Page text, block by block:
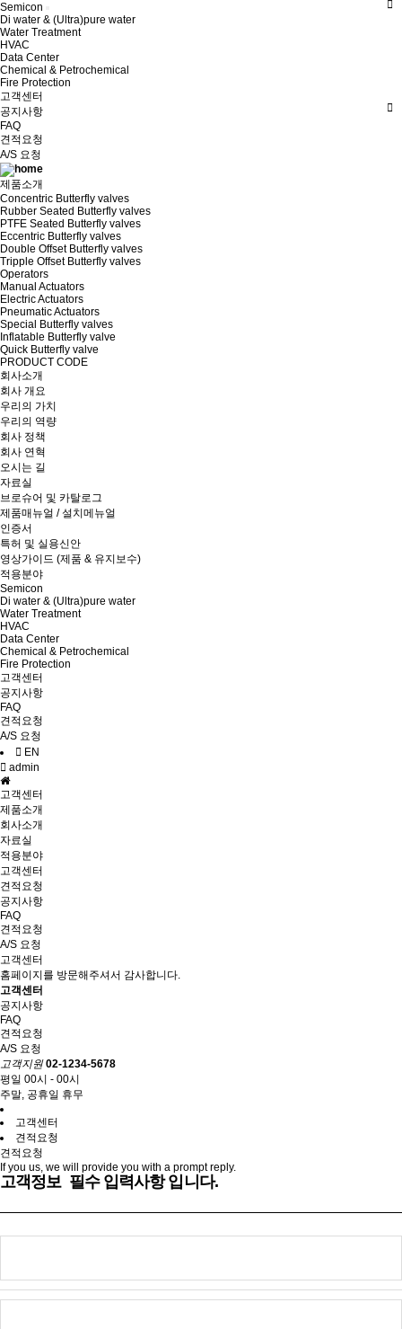
Semicon
Di water & (Ultra)pure water
Water Treatment
HVAC
Data Center
Chemical & Petrochemical
Fire Protection
고객센터
공지사항
FAQ
견적요청
A/S 요청
제품소개
Concentric Butterfly valves
Rubber Seated Butterfly valves
PTFE Seated Butterfly valves
Eccentric Butterfly valves
Double Offset Butterfly valves
Tripple Offset Butterfly valves
Operators
Manual Actuators
Electric Actuators
Pneumatic Actuators
Special Butterfly valves
Inflatable Butterfly valve
Quick Butterfly valve
PRODUCT CODE
회사소개
회사 개요
우리의 가치
우리의 역량
회사 정책
회사 연혁
오시는 길
자료실
브로슈어 및 카탈로그
제품매뉴얼 / 설치메뉴얼
인증서
특허 및 실용신안
영상가이드 (제품 & 유지보수)
적용분야
Semicon
Di water & (Ultra)pure water
Water Treatment
HVAC
Data Center
Chemical & Petrochemical
Fire Protection
고객센터
공지사항
FAQ
견적요청
A/S 요청
EN
admin
고객센터
제품소개
회사소개
자료실
적용분야
고객센터
견적요청
공지사항
FAQ
견적요청
A/S 요청
고객센터
홈페이지를 방문해주셔서 감사합니다.
고객센터
공지사항
FAQ
견적요청
A/S 요청
고객지원 02-1234-5678
평일 00시 - 00시
주말, 공휴일 휴무
고객센터
견적요청
견적요청
If you us, we will provide you with a prompt reply.
고객정보 필수 입력사항 입니다.